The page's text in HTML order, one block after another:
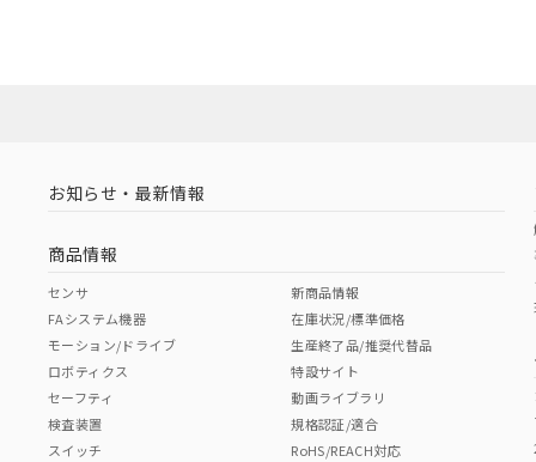
お知らせ・最新情報
商品情報
センサ
FAシステム機器
モーション/ドライブ
ロボティクス
セーフティ
検査装置
スイッチ
新商品情報
在庫状況/標準価格
生産終了品/推奨代替品
特設サイト
動画ライブラリ
規格認証/適合
RoHS/REACH対応